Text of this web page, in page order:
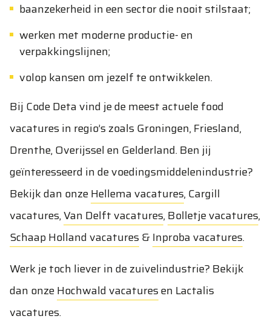
baanzekerheid in een sector die nooit stilstaat;
werken met moderne productie- en
verpakkingslijnen;
volop kansen om jezelf te ontwikkelen.
Bij Code Deta vind je de meest actuele food
vacatures in regio’s zoals Groningen, Friesland,
Drenthe, Overijssel en Gelderland. Ben jij
geïnteresseerd in de voedingsmiddelenindustrie?
Bekijk dan onzeHellema vacatures,Cargill
vacatures,Van Delft vacatures,Bolletje vacatures,
Schaap Holland vacatures&Inproba vacatures.
Werk je toch liever in de zuivelindustrie? Bekijk
dan onzeHochwald vacaturesen Lactalis
vacatures.